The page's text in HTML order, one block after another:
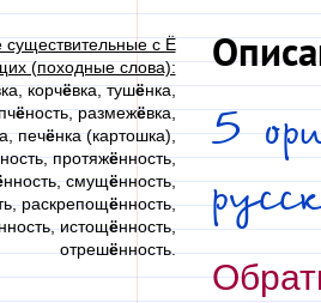
существительные с Ё
(походные слова):
корчёвка, тушёнка,
ёность, размежёвка,
печёнка (картошка),
протяжённость,
нность, смущённость,
раскрепощённость,
истощённость,
отрешённость.
5